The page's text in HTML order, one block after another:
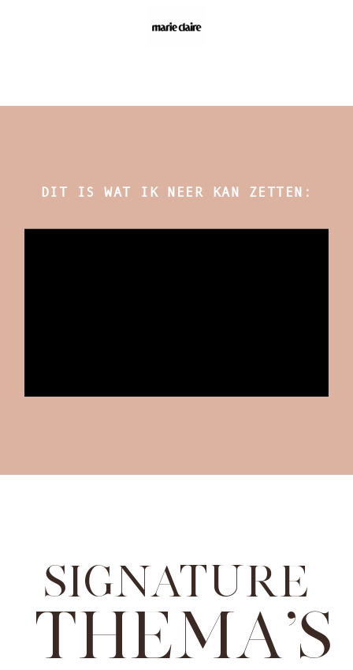
DIT IS WAT IK NEER KAN ZETTEN:
THEMA'S
SIGNATURE